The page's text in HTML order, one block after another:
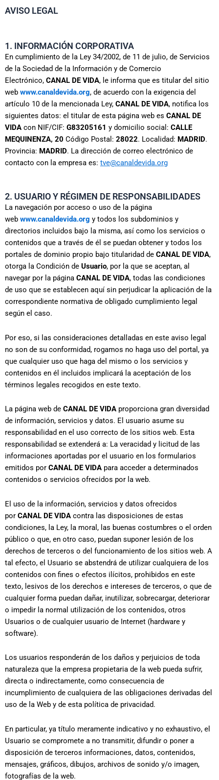
AVISO LEGAL
1. INFORMACIÓN CORPORATIVA
En cumplimiento de la Ley 34/2002, de 11 de julio, de Servicios
de la Sociedad de la Información y de Comercio
Electrónico, CANAL DE VIDA, le informa que es titular del sitio
web www.canaldevida.org, de acuerdo con la exigencia del
artículo 10 de la mencionada Ley, CANAL DE VIDA, notifica los
siguientes datos: el titular de esta página web es CANAL DE
VIDA con NIF/CIF: G83205161 y domicilio social: CALLE
MEQUINENZA, 20 Código Postal: 28022. Localidad: MADRID.
Provincia: MADRID. La dirección de correo electrónico de
contacto con la empresa es: tve@canaldevida.org
2. USUARIO Y RÉGIMEN DE RESPONSABILIDADES
La navegación por acceso o uso de la página
web www.canaldevida.org y todos los subdominios y
directorios incluidos bajo la misma, así como los servicios o
contenidos que a través de él se puedan obtener y todos los
portales de dominio propio bajo titularidad de CANAL DE VIDA,
otorga la Condición de Usuario, por la que se aceptan, al
navegar por la página CANAL DE VIDA, todas las condiciones
de uso que se establecen aquí sin perjudicar la aplicación de la
correspondiente normativa de obligado cumplimiento legal
según el caso.
Por eso, si las consideraciones detalladas en este aviso legal
no son de su conformidad, rogamos no haga uso del portal, ya
que cualquier uso que haga del mismo o los servicios y
contenidos en él incluidos implicará la aceptación de los
términos legales recogidos en este texto.
La página web de CANAL DE VIDA proporciona gran diversidad
de información, servicios y datos. El usuario asume su
responsabilidad en el uso correcto de los sitios web. Esta
responsabilidad se extenderá a: La veracidad y licitud de las
informaciones aportadas por el usuario en los formularios
emitidos por CANAL DE VIDA para acceder a determinados
contenidos o servicios ofrecidos por la web.
El uso de la información, servicios y datos ofrecidos
por CANAL DE VIDA contra las disposiciones de estas
condiciones, la Ley, la moral, las buenas costumbres o el orden
público o que, en otro caso, puedan suponer lesión de los
derechos de terceros o del funcionamiento de los sitios web. A
tal efecto, el Usuario se abstendrá de utilizar cualquiera de los
contenidos con fines o efectos ilícitos, prohibidos en este
texto, lesivos de los derechos e intereses de terceros, o que de
cualquier forma puedan dañar, inutilizar, sobrecargar, deteriorar
o impedir la normal utilización de los contenidos, otros
Usuarios o de cualquier usuario de Internet (hardware y
software).
Los usuarios responderán de los daños y perjuicios de toda
naturaleza que la empresa propietaria de la web pueda sufrir,
directa o indirectamente, como consecuencia de
incumplimiento de cualquiera de las obligaciones derivadas del
uso de la Web y de esta política de privacidad.
En particular, ya título meramente indicativo y no exhaustivo, el
Usuario se compromete a no transmitir, difundir o poner a
disposición de terceros informaciones, datos, contenidos,
mensajes, gráficos, dibujos, archivos de sonido y/o imagen,
fotografías de la web.